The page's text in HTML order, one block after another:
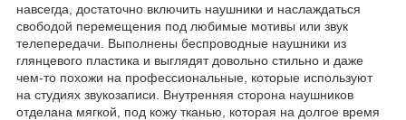
навсегда, достаточно включить наушники и наслаждаться
свободой перемещения под любимые мотивы или звук
телепередачи. Выполнены беспроводные наушники из
глянцевого пластика и выглядят довольно стильно и даже
чем-то похожи на профессиональные, которые используют
на студиях звукозаписи. Внутренняя сторона наушников
отделана мягкой, под кожу тканью, которая на долгое время